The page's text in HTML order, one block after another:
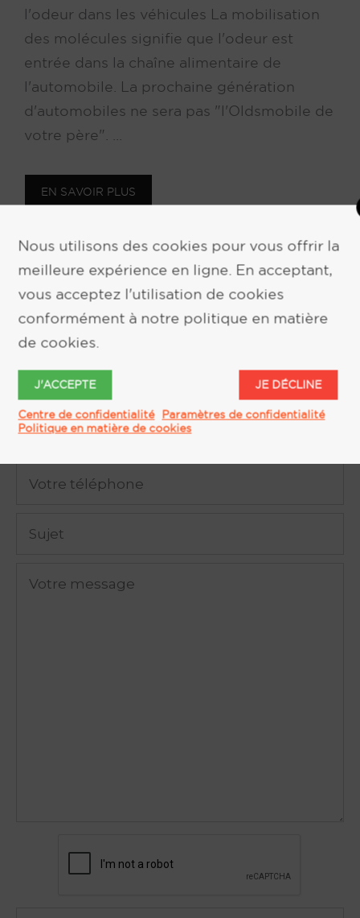
l'odeur dans les véhicules La mobilisation
des molécules signifie que l'odeur est
entrée dans la chaîne alimentaire de
l'automobile. La prochaine génération
d'automobiles ne sera pas "l'Oldsmobile de
votre père". ...
EN SAVOIR PLUS
DEMANDE D'INFORMATION
Nous utilisons des cookies pour vous offrir la
meilleure expérience en ligne. En acceptant,
vous acceptez l'utilisation de cookies
conformément à notre politique en matière
de cookies.
J'ACCEPTE JE DÉCLINE
Centre de confidentialité Paramètres de confidentialité
Politique en matière de cookies